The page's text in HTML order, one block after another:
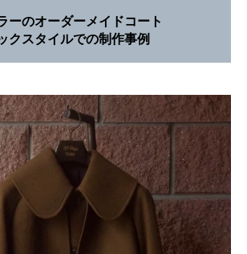
ーのオーダーメイドコート
クスタイルでの制作事例